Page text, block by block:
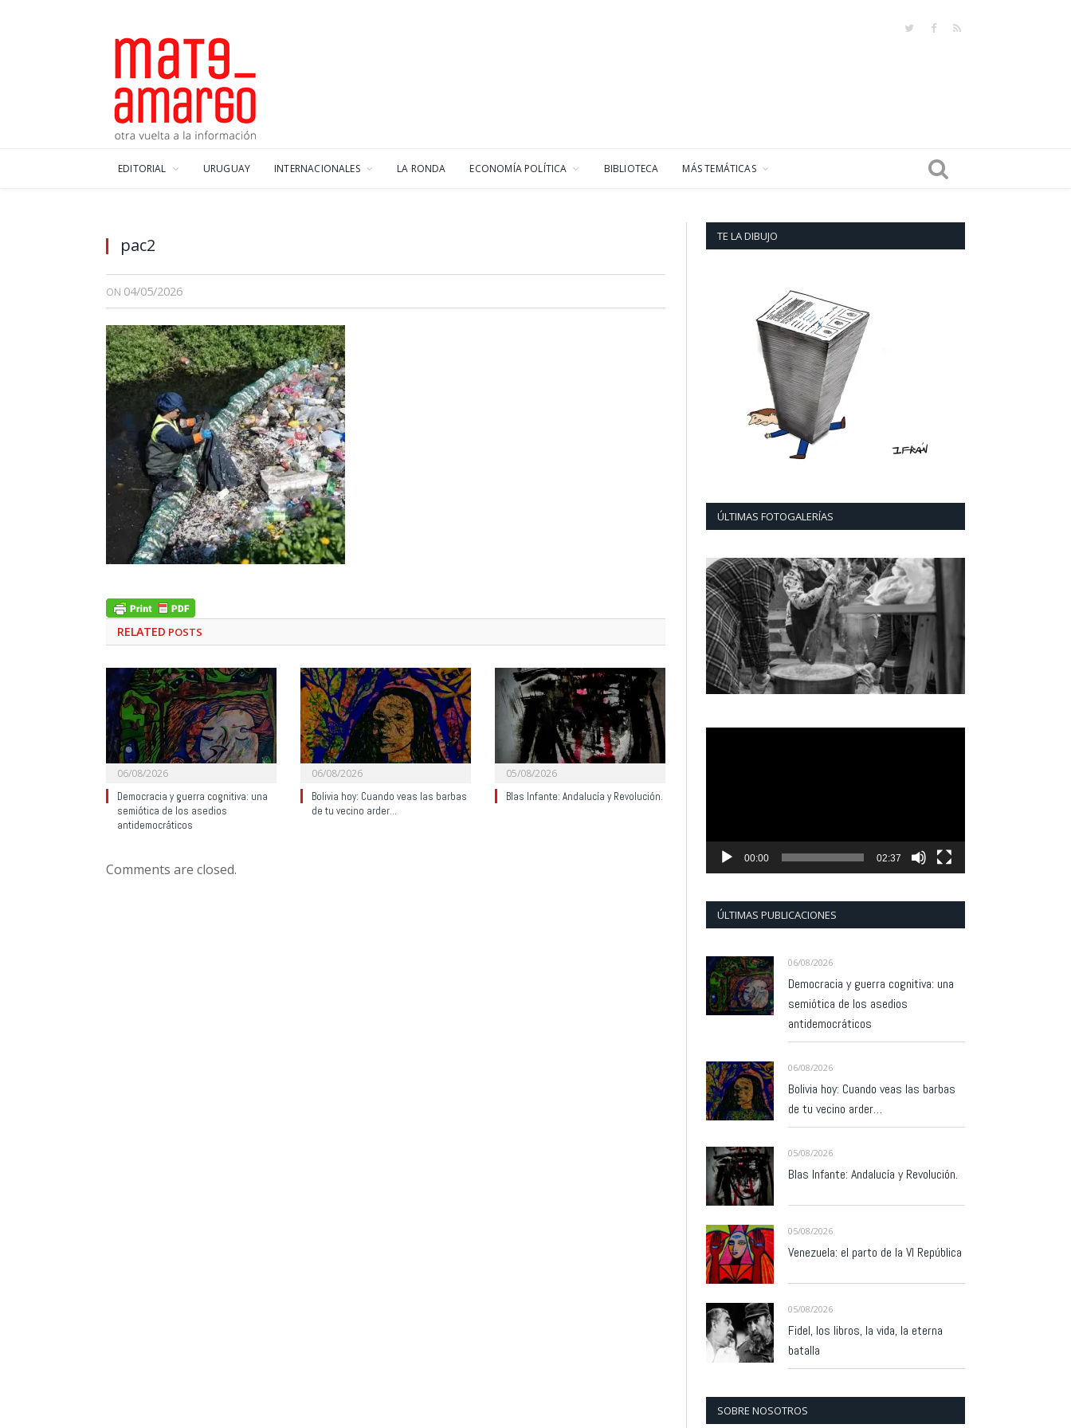
TwitterFacebook
RSS
EDITORIAL URUGUAY INTERNACIONALES LA RONDA ECONOMÍA POLÍTICA BIBLIOTECA MÁS TEMÁTICAS
pac2
ON 04/05/2026
RELATED POSTS
06/08/2026
Democracia y guerra cognitiva: una
semiótica de los asedios
antidemocráticos
06/08/2026
Bolivia hoy: Cuando veas las barbas
de tu vecino arder…
05/08/2026
Blas Infante: Andalucía y Revolución.
Comments are closed.
TE LA DIBUJO
ÚLTIMAS FOTOGALERÍAS
00:00 02:37
ÚLTIMAS PUBLICACIONES
06/08/2026
Democracia y guerra cognitiva: una
semiótica de los asedios
antidemocráticos
06/08/2026
Bolivia hoy: Cuando veas las barbas
de tu vecino arder…
05/08/2026
Blas Infante: Andalucía y Revolución.
05/08/2026
Venezuela: el parto de la VI República
05/08/2026
Fidel, los libros, la vida, la eterna
batalla
SOBRE NOSOTROS